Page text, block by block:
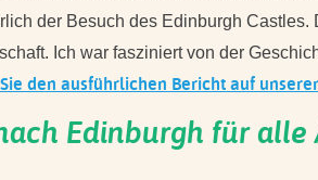
der Besuch des Edinburgh
Ich war fasziniert von der
den ausführlichen Bericht auf
Edinburgh für